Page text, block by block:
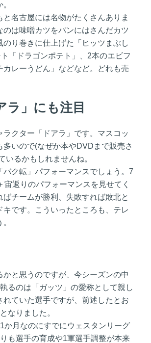
名古屋には名物がたくさんありま
は味噌カツをパンにはさんだカツ
り巻きに仕上げた「ヒッツまぶし
「ドラゴンポテト」、2本のエビフ
レーうどん」などなど。どれも売
ラ」にも注目
クター「ドアラ」です。マスコッ
いので(なぜか本やDVDまで販売さ
るかもしれませんね。
ク転」パフォーマンスでしょう。7
返りのパフォーマンスを見せてく
チームが勝利、失敗すれば敗北と
です。こういったところも、テレ
と思うのですが、今シーズンの中
るのは「ガッツ」の愛称として親し
ていた選手ですが、前述したとお
なりました。
か月なのにすでにウェスタンリーグ
も選手の育成や1軍選手調整が本来